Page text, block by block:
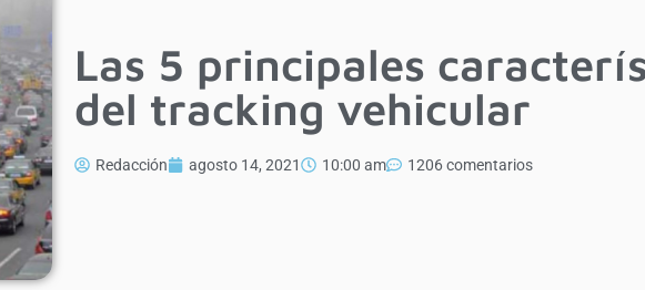
Las 5 principales
del tracking vehicular
Redacción agosto 14, 2021 10:00 am 1206 comentarios